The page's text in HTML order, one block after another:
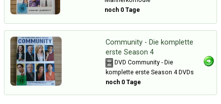
noch 0 Tage
Community - Die komplette
erste Season 4
DVD Community - Die
komplette erste Season 4 DVDs
noch 0 Tage